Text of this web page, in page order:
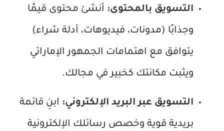
التسويق بالمحتوى: أنشئ محتوى قيمًا
وجذابًا (مدونات، فيديوهات، أدلة شراء)
يتوافق مع اهتمامات الجمهور الإماراتي
ويثبت مكانتك كخبير في مجالك.
التسويق عبر البريد الإلكتروني: ابنِ قائمة
بريدية قوية وخصص رسائلك الإلكترونية